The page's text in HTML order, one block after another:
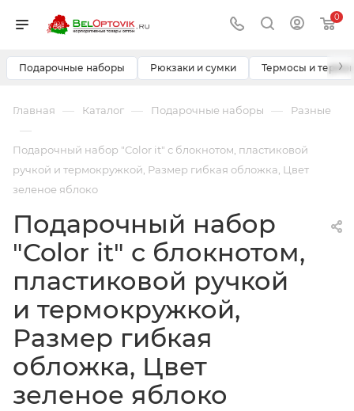
0
Подарочные наборы Рюкзаки и сумки Термосы и ›
Главная — Каталог — Подарочные наборы — Разные
—
Подарочный набор "Color it" с блокнотом, пластиковой
ручкой и термокружкой, Размер гибкая обложка, Цвет
зеленое яблоко
Подарочный набор
"Color it" с блокнотом,
пластиковой ручкой
и термокружкой,
Размер гибкая
обложка, Цвет
зеленое яблоко